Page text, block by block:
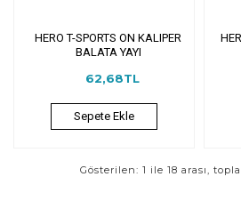
HERO T-SPORTS ON KALIPER
BALATA YAYI
62,68TL
Sepete Ekle
Gösterilen: 1 ile 18 arası,